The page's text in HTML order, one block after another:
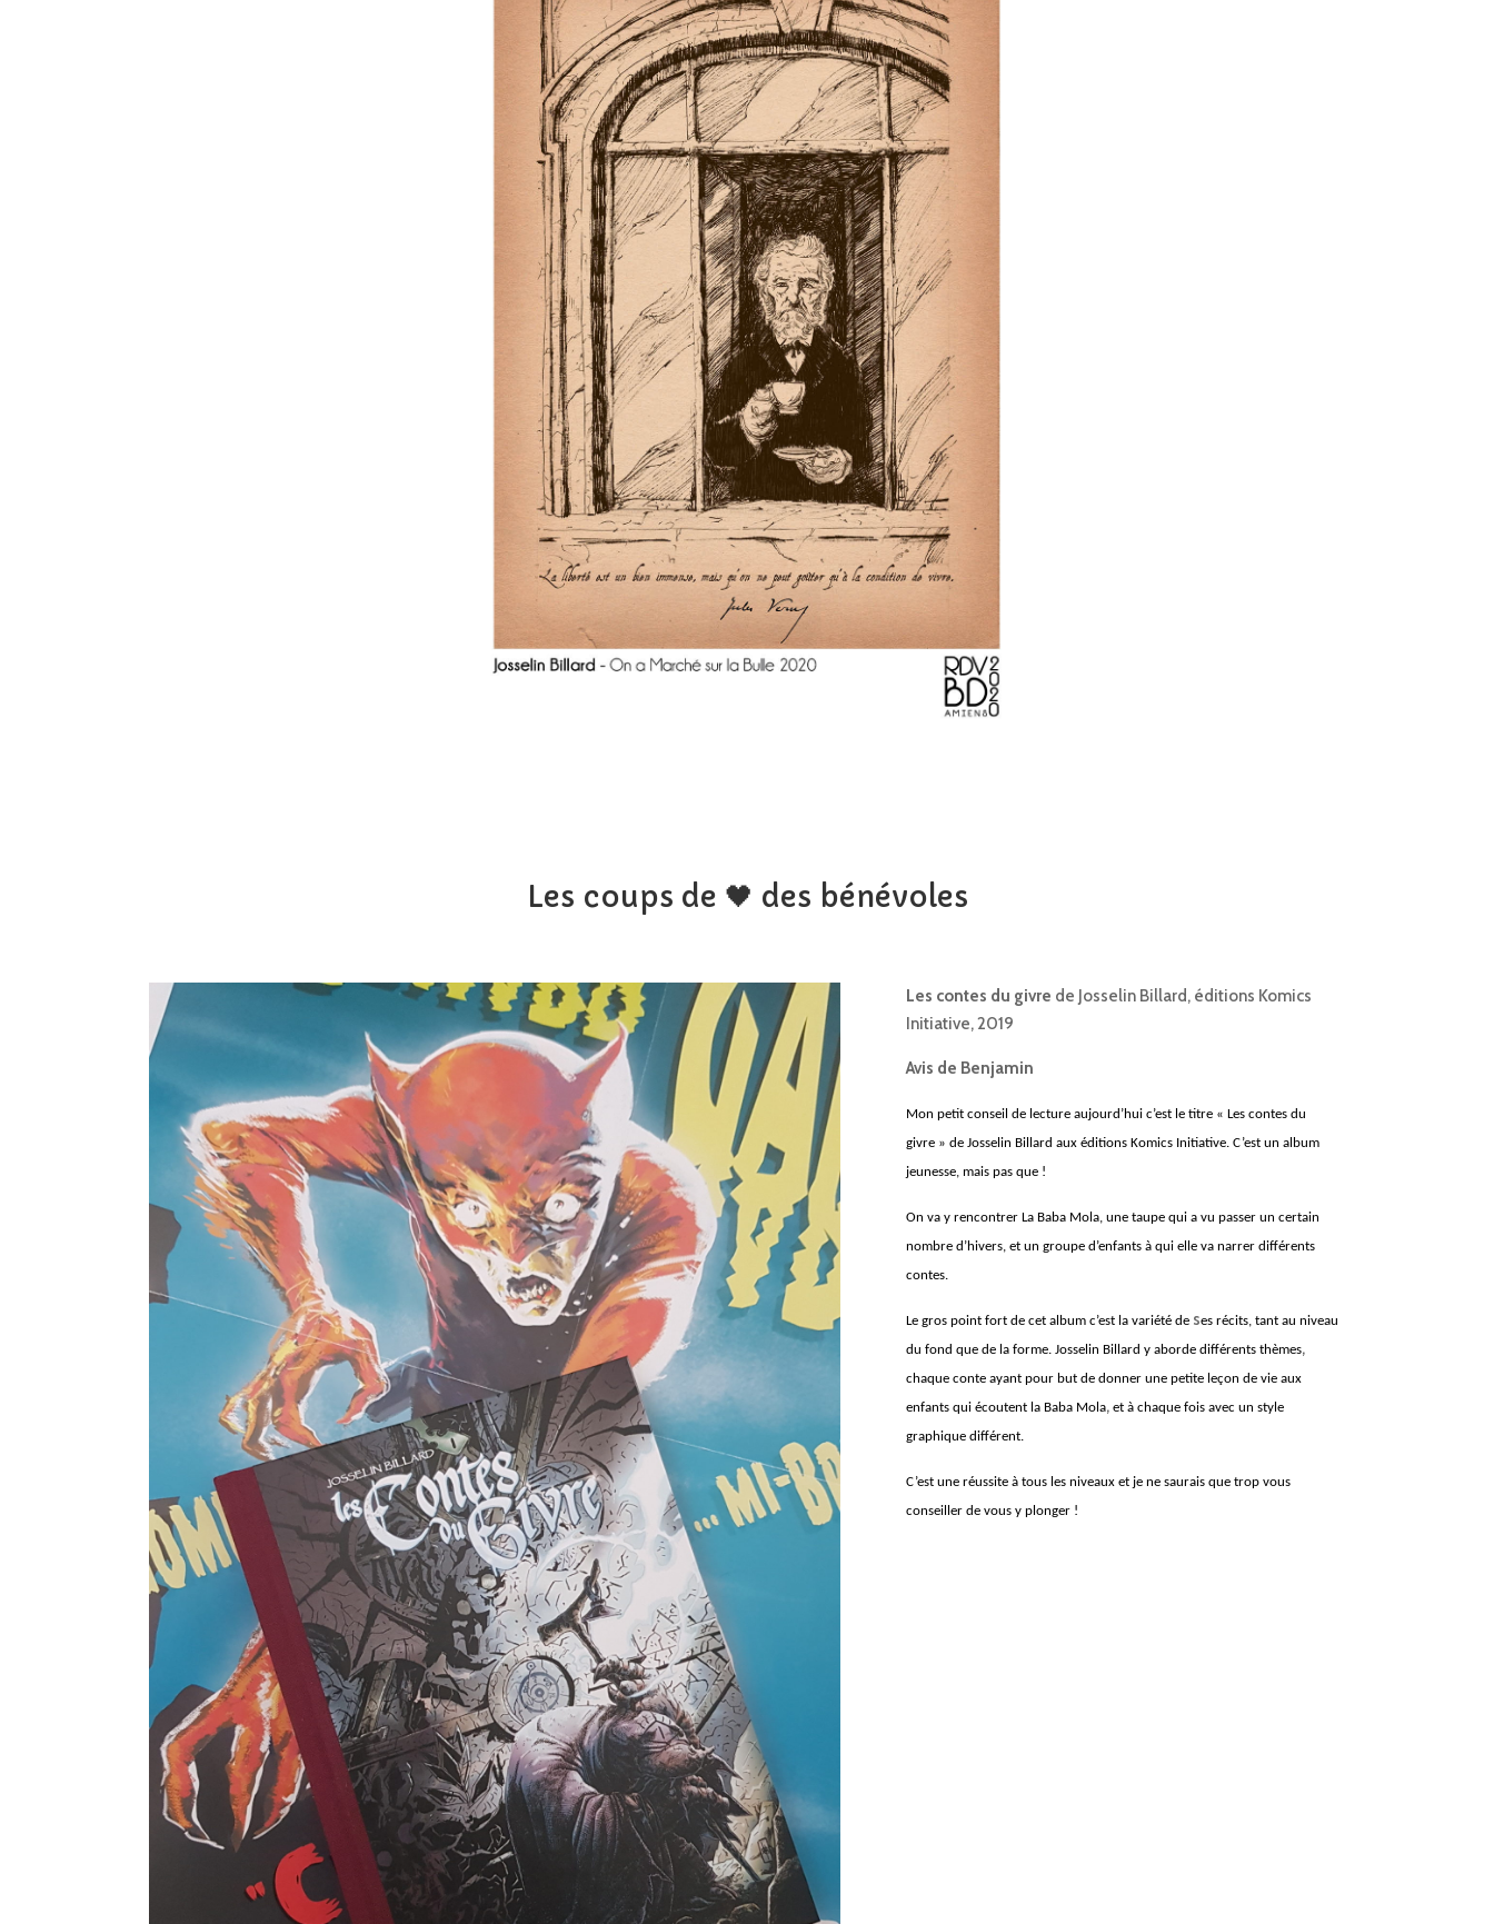
Les coups de 🖤 des bénévoles
Les contes du givre de Josselin Billard, éditions Komics
Initiative, 2019
Avis de Benjamin
Mon petit conseil de lecture aujourd’hui c’est le titre « Les contes du
givre » de Josselin Billard aux éditions Komics Initiative. C’est un album
jeunesse, mais pas que !
On va y rencontrer La Baba Mola, une taupe qui a vu passer un certain
nombre d’hivers, et un groupe d’enfants à qui elle va narrer différents
contes.
Le gros point fort de cet album c’est la variété de ses récits, tant au niveau
du fond que de la forme. Josselin Billard y aborde différents thèmes,
chaque conte ayant pour but de donner une petite leçon de vie aux
enfants qui écoutent la Baba Mola,et à chaque fois avec un style
graphique différent.
C’est une réussite à tous les niveaux et je ne saurais que trop vous
conseiller de vous y plonger !